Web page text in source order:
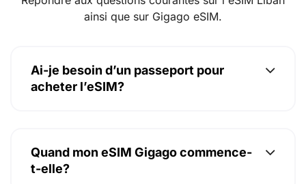
ainsi que sur Gigago eSIM.
Ai-je besoin d’un passeport pour
acheter l’eSIM?
Quand mon eSIM Gigago commence-
t-elle?